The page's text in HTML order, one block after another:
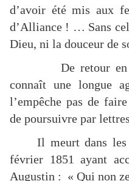
d’avoir été mis aux
d’Alliance ! … Sans
Dieu, ni la douceur de
De retour en
connaît une longue
l’empêche pas de
de poursuivre par
Il meurt dans les
février 1851 ayant
Augustin : « Qui non